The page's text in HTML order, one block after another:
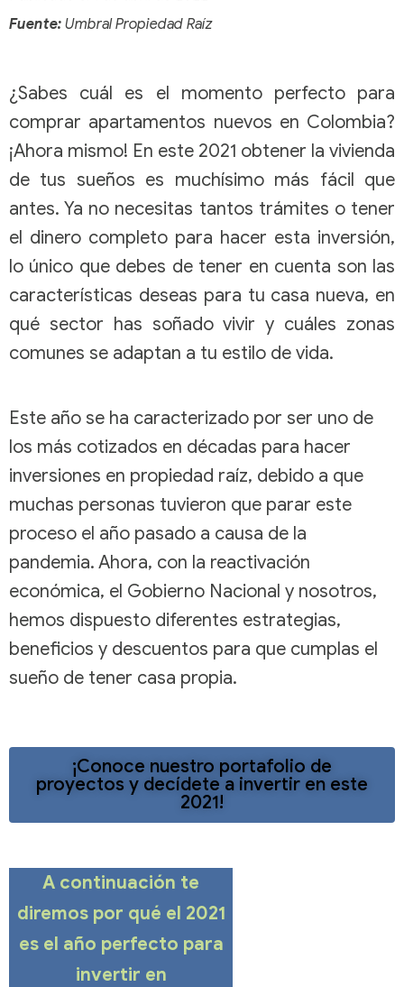
Fuente: Umbral Propiedad Raíz
¿Sabes cuál es el momento perfecto para
comprar apartamentos nuevos en Colombia?
¡Ahora mismo! En este 2021 obtener la vivienda
de tus sueños es muchísimo más fácil que
antes. Ya no necesitas tantos trámites o tener
el dinero completo para hacer esta inversión,
lo único que debes de tener en cuenta son las
características deseas para tu casa nueva, en
qué sector has soñado vivir y cuáles zonas
comunes se adaptan a tu estilo de vida.
Este año se ha caracterizado por ser uno de
los más cotizados en décadas para hacer
inversiones en propiedad raíz, debido a que
muchas personas tuvieron que parar este
proceso el año pasado a causa de la
pandemia. Ahora, con la reactivación
económica, el Gobierno Nacional y nosotros,
hemos dispuesto diferentes estrategias,
beneficios y descuentos para que cumplas el
sueño de tener casa propia.
¡Conoce nuestro portafolio de
proyectos y decídete a invertir en este
2021!
A continuación te
diremos por qué el 2021
es el año perfecto para
invertir en